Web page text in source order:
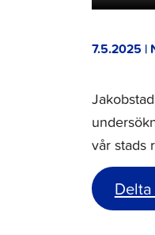
7.5.2025 |
vår stads